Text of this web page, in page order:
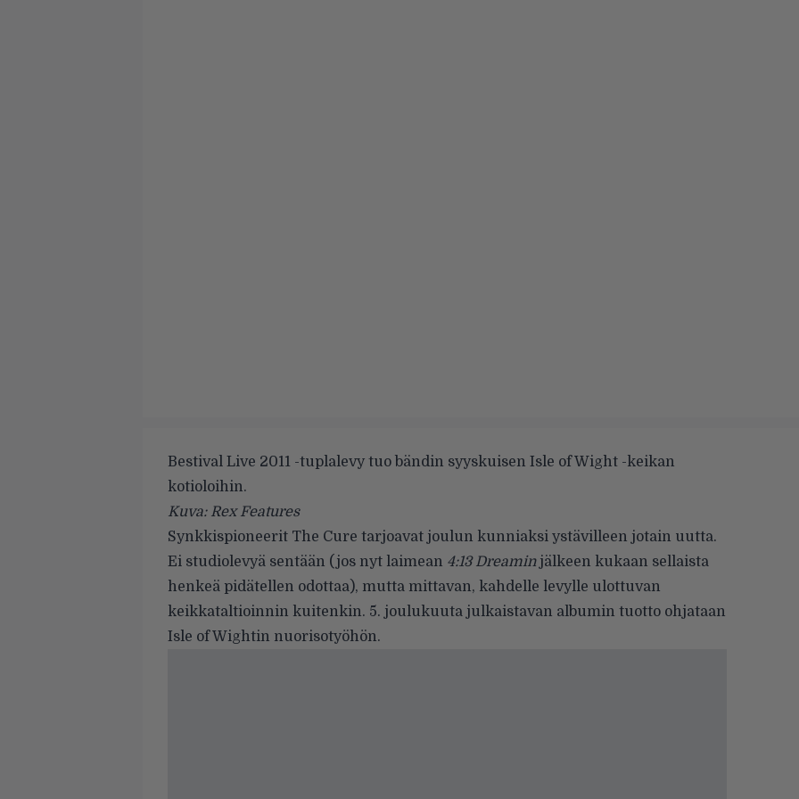
Bestival Live 2011 -tuplalevy tuo bändin syyskuisen Isle of Wight -keikan
kotioloihin.
Kuva: Rex Features
Synkkispioneerit The Cure tarjoavat joulun kunniaksi ystävilleen jotain uutta.
Ei studiolevyä sentään (jos nyt laimean 4:13 Dreaminjälkeen kukaan sellaista
henkeä pidätellen odottaa), mutta mittavan, kahdelle levylle ulottuvan
keikkataltioinnin kuitenkin. 5. joulukuuta julkaistavan albumin tuotto ohjataan
Isle of Wightin nuorisotyöhön.